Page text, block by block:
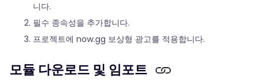
니다.
필수 종속성을 추가합니다.
프로젝트에 now.gg 보상형 광고를 적용합니다.
모듈 다운로드 및 임포트